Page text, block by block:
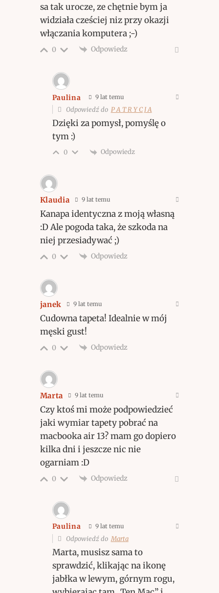
sa tak urocze, ze chętnie bym ja
widziała cześciej niz przy okazji
włączania komputera ;-)
0 Odpowiedz
Paulina 9 lat temu
Odpowiedź do P A T R Y C J A
Dzięki za pomysł, pomyślę o
tym :)
0 Odpowiedz
Klaudia 9 lat temu
Kanapa identyczna z moją własną
:D Ale pogoda taka, że szkoda na
niej przesiadywać ;)
0 Odpowiedz
janek 9 lat temu
Cudowna tapeta! Idealnie w mój
męski gust!
0 Odpowiedz
Marta 9 lat temu
Czy ktoś mi może podpowiedzieć
jaki wymiar tapety pobrać na
macbooka air 13? mam go dopiero
kilka dni i jeszcze nic nie
ogarniam :D
0 Odpowiedz
Paulina 9 lat temu
Odpowiedź doMarta
Marta, musisz sama to
sprawdzić, klikając na ikonę
jabłka w lewym, górnym rogu,